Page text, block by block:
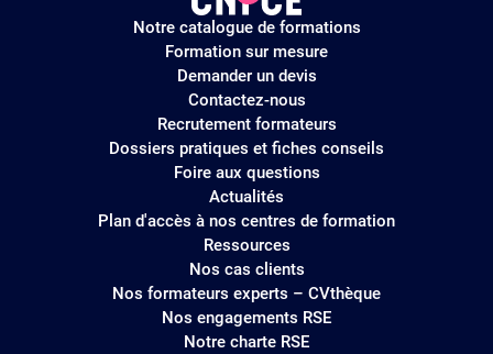
Logo
site
Notre catalogue de formations
Formation sur mesure
Demander un devis
Contactez-nous
Recrutement formateurs
Dossiers pratiques et fiches conseils
Foire aux questions
Actualités
Plan d'accès à nos centres de formation
Ressources
Nos cas clients
Nos formateurs experts – CVthèque
Nos engagements RSE
Notre charte RSE